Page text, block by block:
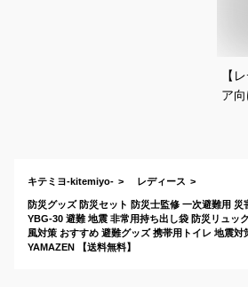
【
ア向
キテミヨ-kitemiyo- レディース
防災グッズ 防災セット 防災士監修 一次避難用 災
YBG-30 避難 地震 非常用持ち出し袋 防災リュッ
風対策 おすすめ 避難グッズ 携帯用トイレ 地震対
YAMAZEN 【送料無料】